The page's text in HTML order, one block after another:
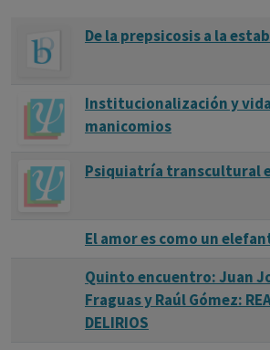
De la prepsicosis a la
Institucionalización y
manicomios
Psiquiatría transcultural
El amor es como un
Quinto encuentro: Juan
Fraguas y Raúl Gómez:
DELIRIOS